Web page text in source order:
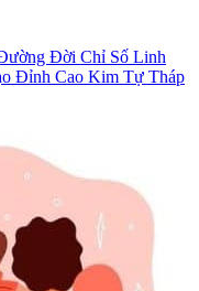
Đời Chỉ Số Linh
Đỉnh Cao Kim Tự Tháp